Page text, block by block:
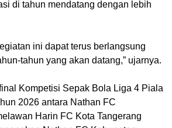
di tahun mendatang dengan lebih
ini dapat terus berlangsung
tahun yang akan datang,” ujarnya.
Kompetisi Sepak Bola Liga 4 Piala
2026 antara Nathan FC
Harin FC Kota Tangerang